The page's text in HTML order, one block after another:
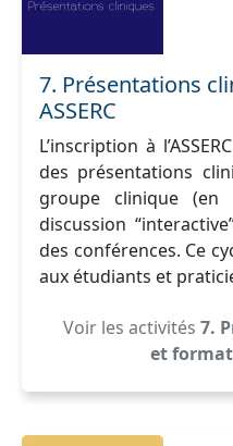
7. Présentations
ASSERC
L’inscription à
des présentations
groupe clinique
discussion
des conférences. Ce
aux étudiants et
Voir les activités 7.
et